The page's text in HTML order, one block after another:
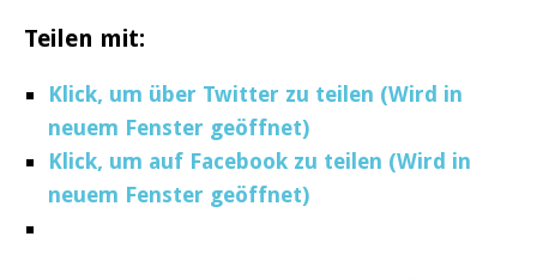
Teilen mit:
Klick, um über Twitter zu teilen (Wird in
neuem Fenster geöffnet)
Klick, um auf Facebook zu teilen (Wird in
neuem Fenster geöffnet)